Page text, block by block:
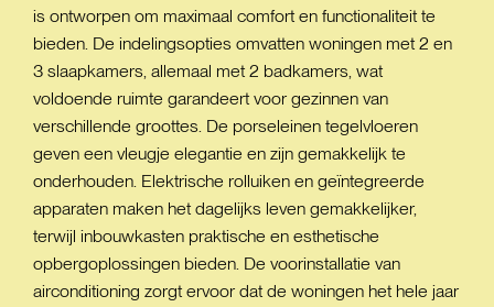
is ontworpen om maximaal comfort en functionaliteit te
bieden. De indelingsopties omvatten woningen met 2 en
3 slaapkamers, allemaal met 2 badkamers, wat
voldoende ruimte garandeert voor gezinnen van
verschillende groottes. De porseleinen tegelvloeren
geven een vleugje elegantie en zijn gemakkelijk te
onderhouden. Elektrische rolluiken en geïntegreerde
apparaten maken het dagelijks leven gemakkelijker,
terwijl inbouwkasten praktische en esthetische
opbergoplossingen bieden. De voorinstallatie van
airconditioning zorgt ervoor dat de woningen het hele jaar